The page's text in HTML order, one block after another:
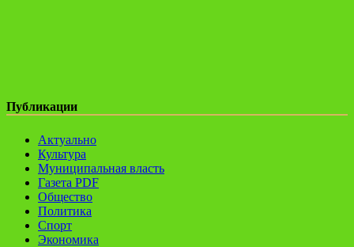
Публикации
Актуально
Культура
Муниципальная власть
Газета PDF
Общество
Политика
Спорт
Экономика